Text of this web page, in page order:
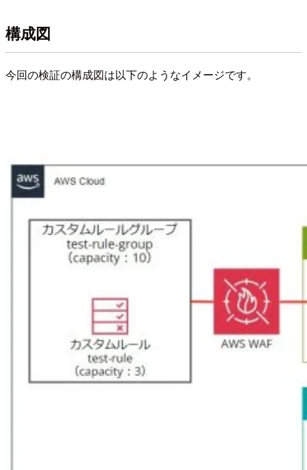
構成図
今回の検証の構成図は以下のようなイメージです。